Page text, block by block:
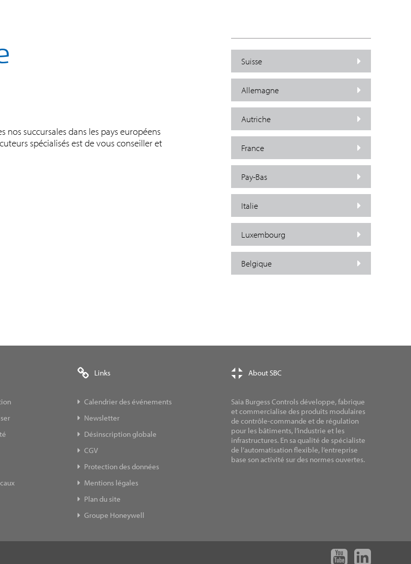
succursales dans les pays européens
spécialisés est de vous conseiller et
Suisse
Allemagne
Autriche
France
Pay-Bas
Italie
Luxembourg
Belgique
Links
Calendrier des événements
Newsletter
Désinscription globale
CGV
Protection des données
Mentions légales
Plan du site
Groupe Honeywell
About SBC
Saia Burgess Controls développe, fabrique
et commercialise des produits modulaires
de contrôle-commande et de régulation
pour les bâtiments, l’industrie et les
infrastructures. En sa qualité de spécialiste
de l’automatisation flexible, l’entreprise
base son activité sur des normes ouvertes.